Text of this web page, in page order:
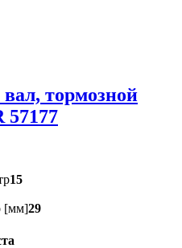
тормозной
57177
15
[мм]29